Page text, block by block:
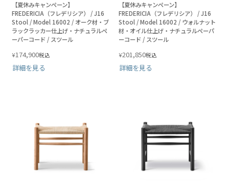
【夏休みキャンペーン】
FREDERICIA（フレデリシア） / J16
Stool / Model 16002 / オーク材・ブ
ラックラッカー仕上げ・ナチュラルペ
ーパーコード / スツール
¥174,900税込
詳細を見る
【夏休みキャンペーン】
FREDERICIA（フレデリシア） / J16
Stool / Model 16002 / ウォルナット
材・オイル仕上げ・ナチュラルペーパ
ーコード / スツール
¥201,850税込
詳細を見る